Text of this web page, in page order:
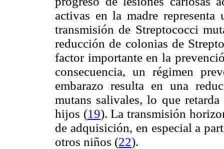
activas en la madre
transmisión de Streptococci
reducción de colonias de
factor importante en la
consecuencia, un régimen
embarazo resulta en una
mutans salivales, lo que
hijos (19). La transmisión
de adquisición, en especial a
otros niños (22).